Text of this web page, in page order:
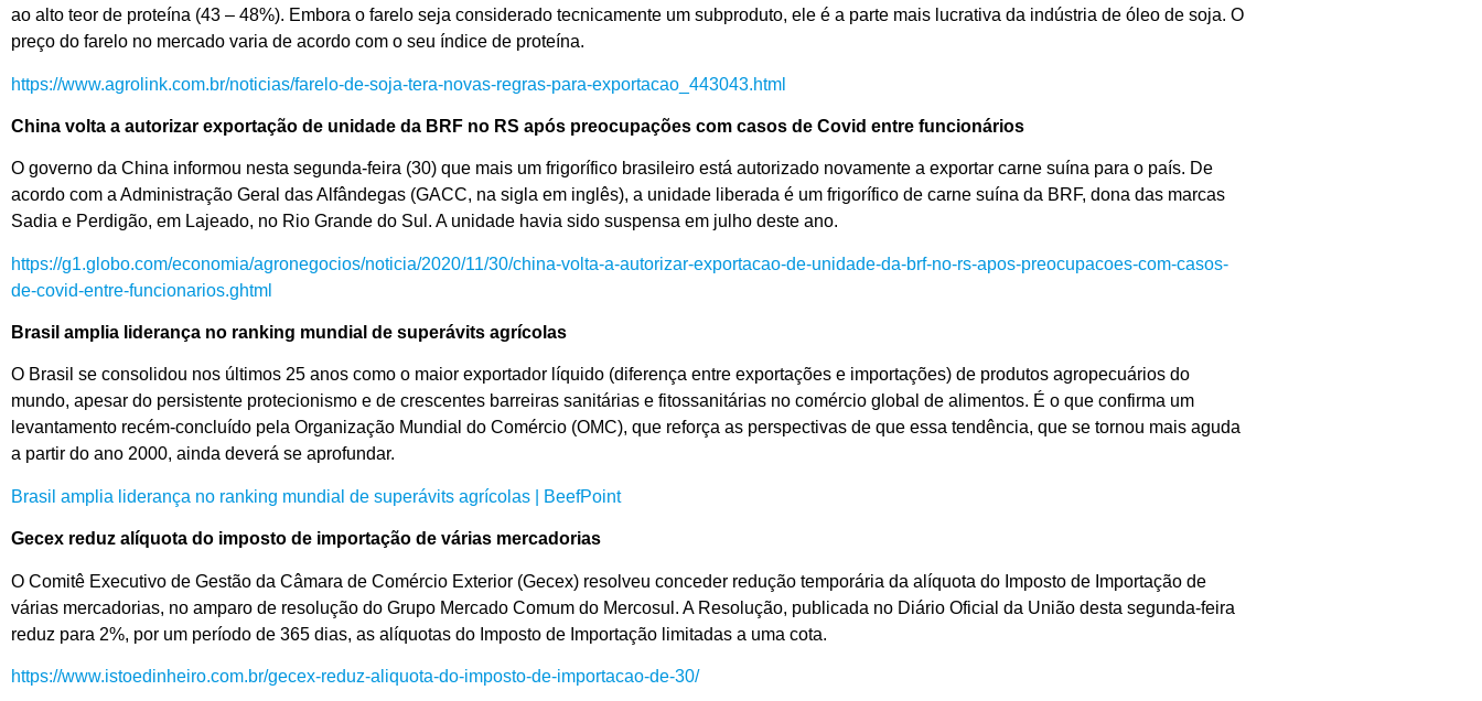
ao alto teor de proteína (43 – 48%). Embora o farelo seja considerado tecnicamente um subproduto, ele é a parte mais lucrativa da indústria de óleo de soja. O
preço do farelo no mercado varia de acordo com o seu índice de proteína.
https://www.agrolink.com.br/noticias/farelo-de-soja-tera-novas-regras-para-exportacao_443043.html
China volta a autorizar exportação de unidade da BRF no RS após preocupações com casos de Covid entre funcionários
O governo da China informou nesta segunda-feira (30) que mais um frigorífico brasileiro está autorizado novamente a exportar carne suína para o país. De
acordo com a Administração Geral das Alfândegas (GACC, na sigla em inglês), a unidade liberada é um frigorífico de carne suína da BRF, dona das marcas
Sadia e Perdigão, em Lajeado, no Rio Grande do Sul. A unidade havia sido suspensa em julho deste ano.
https://g1.globo.com/economia/agronegocios/noticia/2020/11/30/china-volta-a-autorizar-exportacao-de-unidade-da-brf-no-rs-apos-preocupacoes-com-casos-
de-covid-entre-funcionarios.ghtml
Brasil amplia liderança no ranking mundial de superávits agrícolas
O Brasil se consolidou nos últimos 25 anos como o maior exportador líquido (diferença entre exportações e importações) de produtos agropecuários do
mundo, apesar do persistente protecionismo e de crescentes barreiras sanitárias e fitossanitárias no comércio global de alimentos. É o que confirma um
levantamento recém-concluído pela Organização Mundial do Comércio (OMC), que reforça as perspectivas de que essa tendência, que se tornou mais aguda
a partir do ano 2000, ainda deverá se aprofundar.
Brasil amplia liderança no ranking mundial de superávits agrícolas | BeefPoint
Gecex reduz alíquota do imposto de importação de várias mercadorias
O Comitê Executivo de Gestão da Câmara de Comércio Exterior (Gecex) resolveu conceder redução temporária da alíquota do Imposto de Importação de
várias mercadorias, no amparo de resolução do Grupo Mercado Comum do Mercosul. A Resolução, publicada no Diário Oficial da União desta segunda-feira
reduz para 2%, por um período de 365 dias, as alíquotas do Imposto de Importação limitadas a uma cota.
https://www.istoedinheiro.com.br/gecex-reduz-aliquota-do-imposto-de-importacao-de-30/